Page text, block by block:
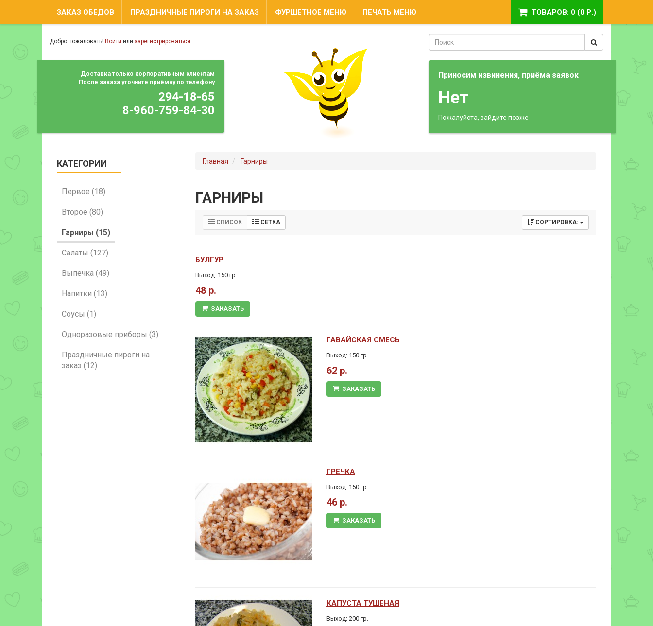
ТОВАРОВ: 0 (0 Р.)
ЗАКАЗ ОБЕДОВ ПРАЗДНИЧНЫЕ ПИРОГИ НА ЗАКАЗ ФУРШЕТНОЕ МЕНЮ ПЕЧАТЬ МЕНЮ
Добро пожаловать! Войти или зарегистрироваться.
Доставка только корпоративным клиентам
После заказа уточните приёмку по телефону
294-18-65
8-960-759-84-30
Приносим извинения, приёма заявок
Нет
Пожалуйста, зайдите позже
КАТЕГОРИИ
Первое (18)
Второе (80)
Гарниры (15)
Салаты (127)
Выпечка (49)
Напитки (13)
Соусы (1)
Одноразовые приборы (3)
Праздничные пироги на
заказ (12)
Главная Гарниры
ГАРНИРЫ
СПИСОК СЕТКА СОРТИРОВКА:
БУЛГУР
Выход: 150 гр.
48 р.
ЗАКАЗАТЬ
ГАВАЙСКАЯ СМЕСЬ
Выход: 150 гр.
62 р.
ЗАКАЗАТЬ
ГРЕЧКА
Выход: 150 гр.
46 р.
ЗАКАЗАТЬ
КАПУСТА ТУШЕНАЯ
Выход: 200 гр.